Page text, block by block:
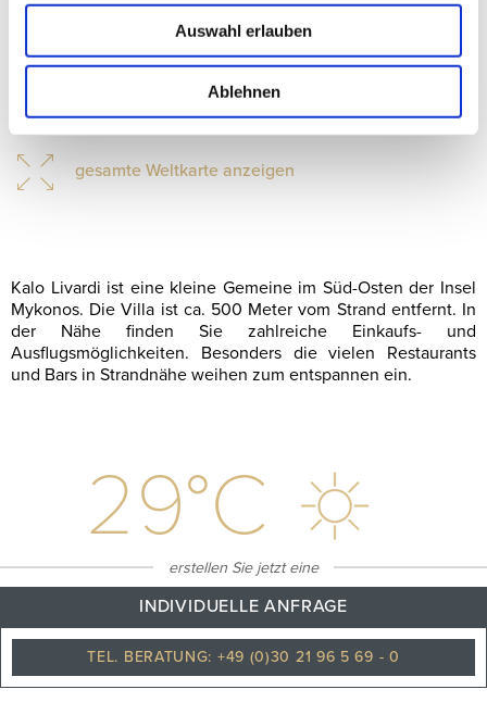
Auswahl erlauben
Ablehnen
erstellen Sie jetzt eine
INDIVIDUELLE ANFRAGE
TEL. BERATUNG: +49 (0)30 21 96 5 69 - 0
gesamte Weltkarte anzeigen
Kalo Livardi ist eine kleine Gemeine im Süd-Osten der Insel
Mykonos. Die Villa ist ca. 500 Meter vom Strand entfernt. In
der Nähe finden Sie zahlreiche Einkaufs- und
Ausflugsmöglichkeiten. Besonders die vielen Restaurants
und Bars in Strandnähe weihen zum entspannen ein.
29°C